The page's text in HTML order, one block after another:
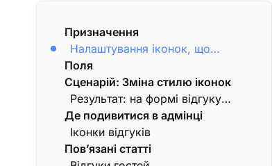
Призначення
Налаштування іконок, що
відображаються гостям при
залишенні відгуку — візуальне
представлення рейтингу від 1 до
5.
Поля
Сценарій: Зміна стилю іконок
Результат: на формі відгуку
гості побачать нові іконки.
Де подивитися в адмінці
Іконки відгуків
Пов’язані статті